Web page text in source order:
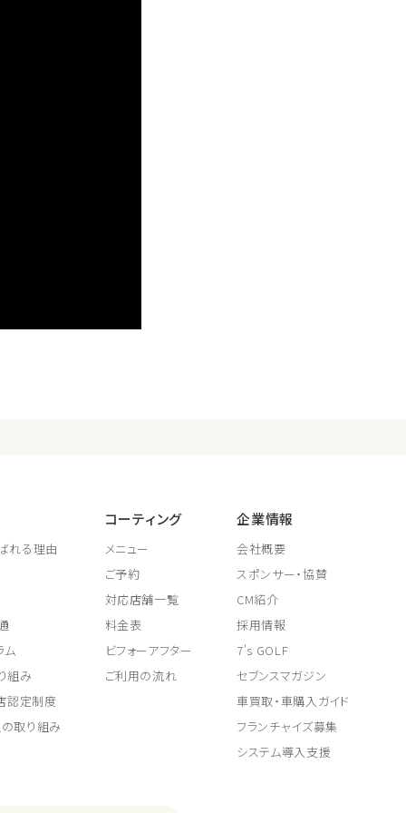
れる理由
ム
組み
認定制度
取り組み
コーティング
メニュー
ご予約
対応店舗一覧
料金表
ビフォーアフター
ご利用の流れ
企業情報
会社概要
スポンサー・協賛
CM紹介
採用情報
7's GOLF
セブンスマガジン
車買取・車購入ガイド
フランチャイズ募集
システム導入支援